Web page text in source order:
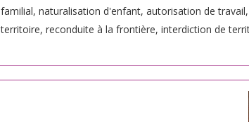
familial, naturalisation d'enfant, autorisation de
territoire, reconduite à la frontière, interdiction de